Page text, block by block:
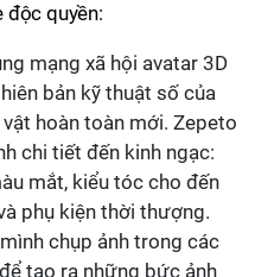
độc quyền:
mạng xã hội avatar 3D
bản kỹ thuật số của
hoàn toàn mới. Zepeto
chi tiết đến kinh ngạc:
mắt, kiểu tóc cho đến
phụ kiện thời thượng.
chụp ảnh trong các
tạo ra những bức ảnh